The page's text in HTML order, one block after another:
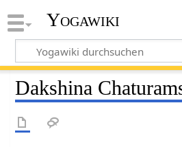
Yogawiki
Dakshina